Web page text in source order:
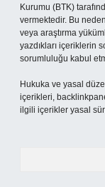
Kurumu (BTK)
vermektedir. Bu
veya araştırma
yazdıkları içeriklerin
sorumluluğu kabul
Hukuka ve yasal
içerikleri,
ilgili içerikler yasal